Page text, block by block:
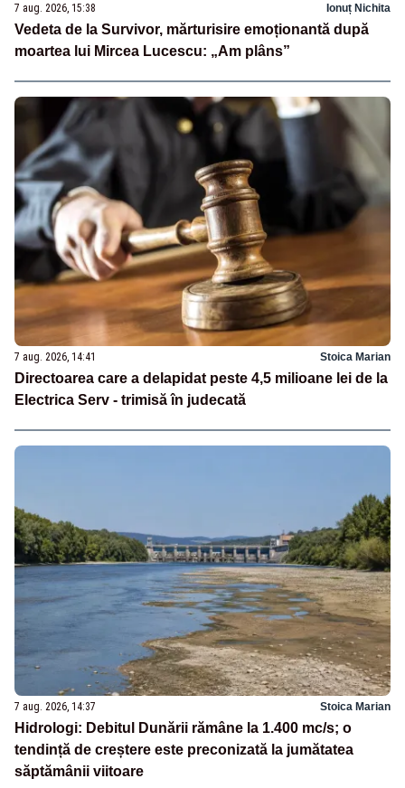
7 aug. 2026, 15:38 Ionuț Nichita
Vedeta de la Survivor, mărturisire emoționantă după
moartea lui Mircea Lucescu: „Am plâns”
7 aug. 2026, 14:41 Stoica Marian
Directoarea care a delapidat peste 4,5 milioane lei de la
Electrica Serv - trimisă în judecată
7 aug. 2026, 14:37 Stoica Marian
Hidrologi: Debitul Dunării rămâne la 1.400 mc/s; o
tendință de creștere este preconizată la jumătatea
săptămânii viitoare